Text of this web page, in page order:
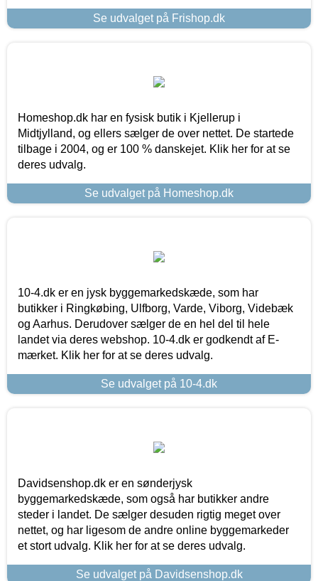
Se udvalget på Frishop.dk
Homeshop.dk har en fysisk butik i Kjellerup i
Midtjylland, og ellers sælger de over nettet. De startede
tilbage i 2004, og er 100 % danskejet. Klik her for at se
deres udvalg.
Se udvalget på Homeshop.dk
10-4.dk er en jysk byggemarkedskæde, som har
butikker i Ringkøbing, Ulfborg, Varde, Viborg, Videbæk
og Aarhus. Derudover sælger de en hel del til hele
landet via deres webshop. 10-4.dk er godkendt af E-
mærket. Klik her for at se deres udvalg.
Se udvalget på 10-4.dk
Davidsenshop.dk er en sønderjysk
byggemarkedskæde, som også har butikker andre
steder i landet. De sælger desuden rigtig meget over
nettet, og har ligesom de andre online byggemarkeder
et stort udvalg. Klik her for at se deres udvalg.
Se udvalget på Davidsenshop.dk